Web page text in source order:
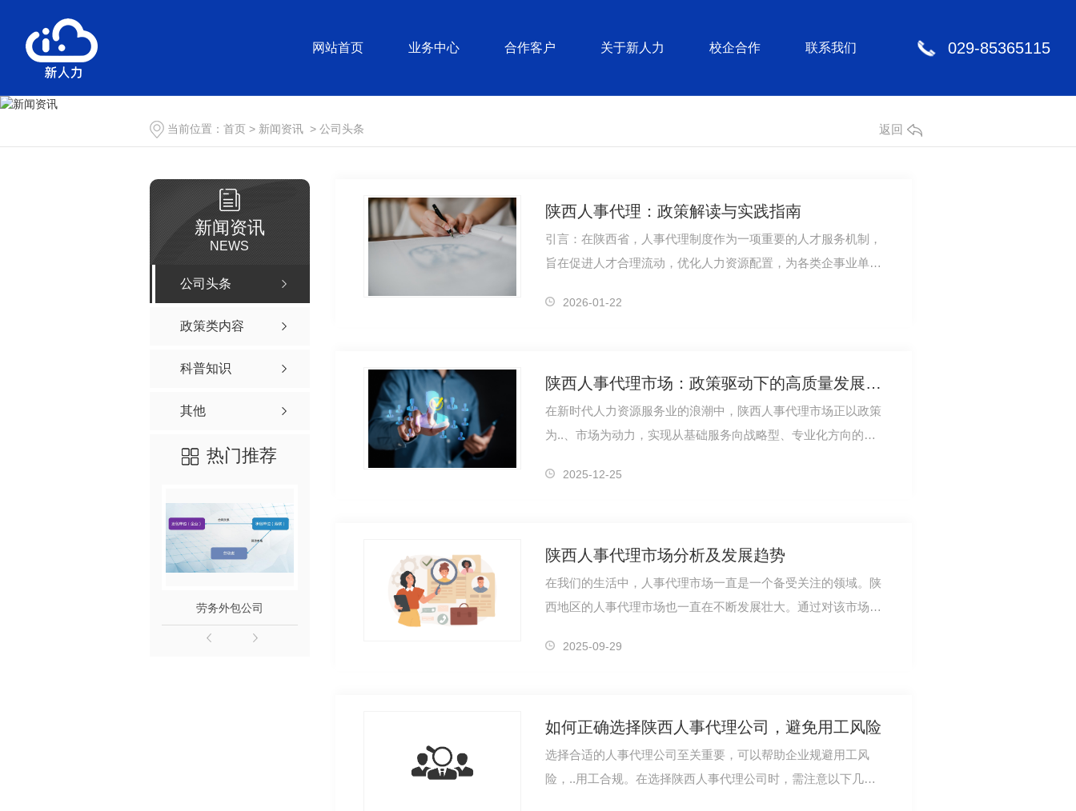
网站首页 业务中心 合作客户 关于新人力 校企合作 联系我们 029-85365115
当前位置： 首页 > 新闻资讯 > 公司头条 返回
新闻资讯
NEWS
公司头条
政策类内容
科普知识
其他
热门推荐
劳务外包公司 陕西劳务外包公司 陕西劳务外包 校企合作：打通实习就业“剩余一公里”的实践探索‌
陕西人事代理：政策解读与实践指南
引言：在陕西省，人事代理制度作为一项重要的人才服务机制，
旨在促进人才合理流动，优化人力资源配置，为各类企事业单位
2026-01-22
陕西人事代理市场：政策驱动下的高质量发展与创新实践！
在新时代人力资源服务业的浪潮中，陕西人事代理市场正以政策
为..、市场为动力，实现从基础服务向战略型、专业化方向的跨
2025-12-25
陕西人事代理市场分析及发展趋势
在我们的生活中，人事代理市场一直是一个备受关注的领域。陕
西地区的人事代理市场也一直在不断发展壮大。通过对该市场的
2025-09-29
如何正确选择陕西人事代理公司，避免用工风险
选择合适的人事代理公司至关重要，可以帮助企业规避用工风
险，..用工合规。在选择陕西人事代理公司时，需注意以下几